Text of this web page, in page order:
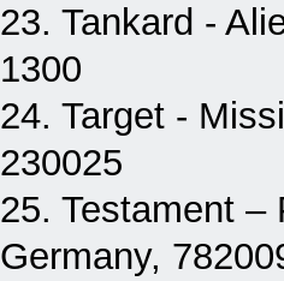
23. Tankard -
1300
24. Target -
230025
25. Testament –
Germany,